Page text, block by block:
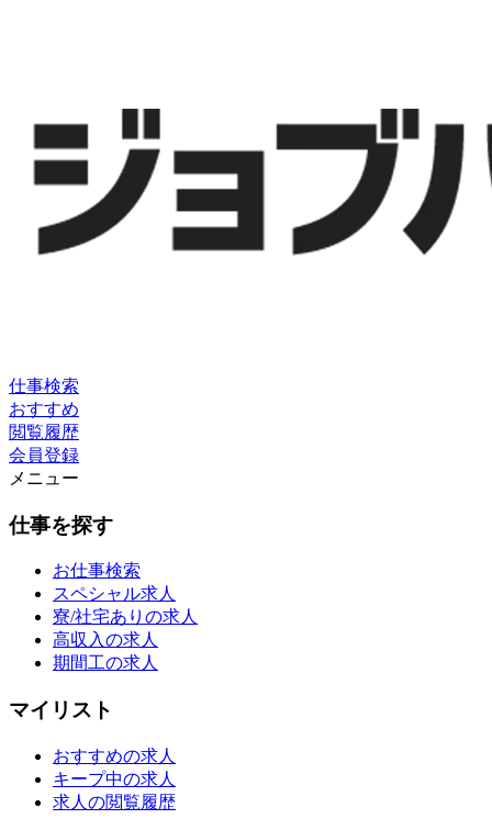
仕事検索
おすすめ
閲覧履歴
会員登録
メニュー
仕事を探す
お仕事検索
スペシャル求人
寮/社宅ありの求人
高収入の求人
期間工の求人
マイリスト
おすすめの求人
キープ中の求人
求人の閲覧履歴